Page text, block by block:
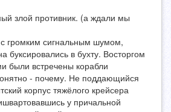
злой противник. (а ждали мы
громким сигнальным шумом,
буксировались в бухту. Восторгом
были встречены корабли
- почему. Не поддающийся
корпус тяжёлого крейсера
у причальной